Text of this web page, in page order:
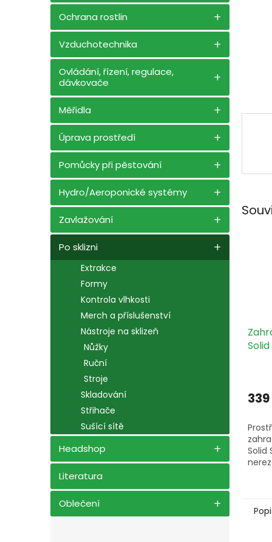
l
Ochrana rostlin
Vzduchotechnika
Ovládání, řízení, regulace,
dávkovače
Měřidla
Úprava prostředí
Pomůcky při pěstování
Hydro/Aeroponické systémy
Zavlažování
Po sklizni
Extrakce
Formy
Kontrola vlhkosti
Merch a příslušenství
Nástroje na sklizeň
Nůžky
Ruční
Stroje
Skladování
Střihače
Sušící sítě
Headshop
Literatura
Oblečení
Solid